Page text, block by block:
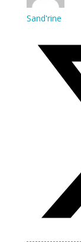
Sand'rine